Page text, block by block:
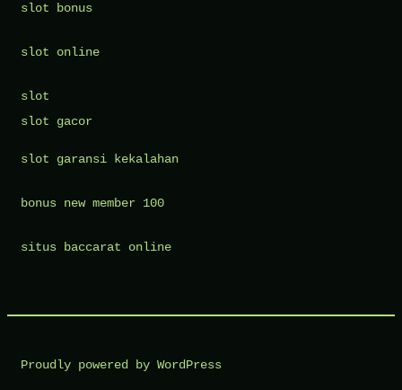
slot bonus
slot online
slot
slot gacor
slot garansi kekalahan
bonus new member 100
situs baccarat online
Proudly powered by WordPress